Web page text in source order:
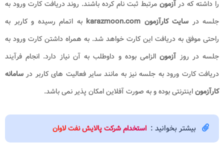
را داشته که درآزمون مرتبط ثبت نام کرده باشند. روند دریافت کارت ورود به
جلسه در سایت کارآزمون karazmoon.com
به اتمام رسیده و کاربر به
راحتی موفق به دریافت این کارت خواهد شد. به همراه داشتن کارت ورود به
جلسه در روز آزمونالزامی بوده و داوطلب به آن نیاز دارد. انجام فرآیند
دریافت کارت ورود به جلسه نیز به مانند سایر فعالیت های کاربر در سامانه
کارآزموناینترنتی بوده و به صورت آفلاین امکان پذیر نمی باشد.
بیشتر بخوانید : استخدام شرکت پالایش نفت لاوان